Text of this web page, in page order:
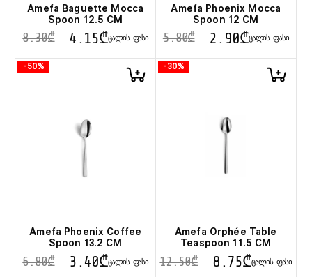
Amefa Baguette Mocca
Spoon 12.5 CM
8.30₾ 4.15₾ᲪᲐᲚᲘᲡ ᲤᲐᲡᲘ
Amefa Phoenix Mocca
Spoon 12 CM
5.80₾ 2.90₾ᲪᲐᲚᲘᲡ ᲤᲐᲡᲘ
-50%
Amefa Phoenix Coffee
Spoon 13.2 CM
6.80₾ 3.40₾ᲪᲐᲚᲘᲡ ᲤᲐᲡᲘ
-30%
Amefa Orphée Table
Teaspoon 11.5 CM
12.50₾ 8.75₾ᲪᲐᲚᲘᲡ ᲤᲐᲡᲘ